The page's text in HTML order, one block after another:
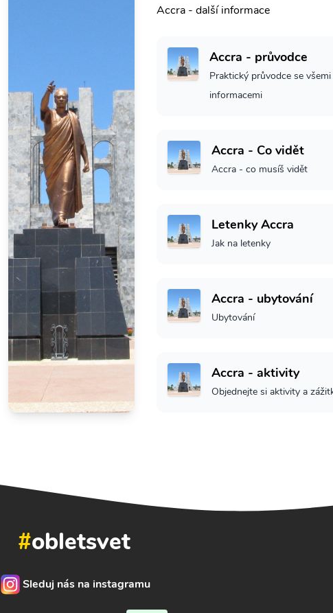
Accra - další informace
Accra - průvodce
Praktický průvodce se
informacemi
Accra - Co vidět
Accra - co musíš vidět
Letenky Accra
Jak na letenky
Accra - ubytování
Ubytování
Accra - aktivity
Objednejte si aktivity a
#obletsvet
Sleduj nás na instagramu